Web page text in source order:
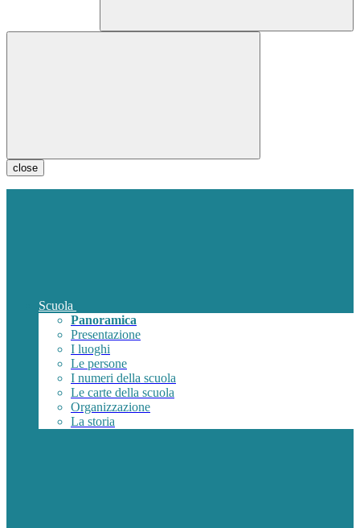
close
Scuola
Panoramica
Presentazione
I luoghi
Le persone
I numeri della scuola
Le carte della scuola
Organizzazione
La storia